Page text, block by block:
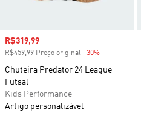
Preço com desconto
R$319,99
R$459,99 Preço original -30%
Chuteira Predator 24 League
Futsal
Kids Performance
Artigo personalizável